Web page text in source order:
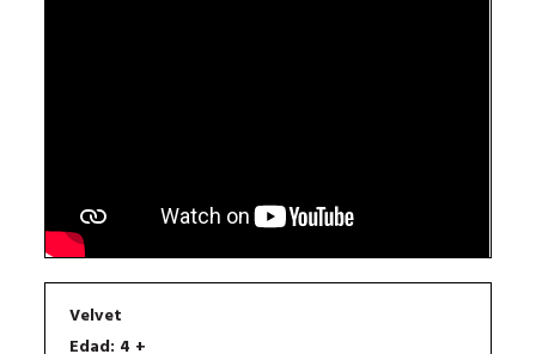
Velvet
Edad: 4 +